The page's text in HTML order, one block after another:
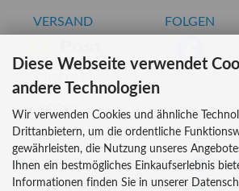
VERSAND FOLGEN
INFORMATIONEN
Über uns
Versandkosten
Diese Webseite verwendet
andere Technologien
Wir verwenden Cookies und ähnliche
Drittanbietern, um die ordentliche
gewährleisten, die Nutzung unseres
Ihnen ein bestmögliches Einkaufserlebnis
Informationen finden Sie in unserer